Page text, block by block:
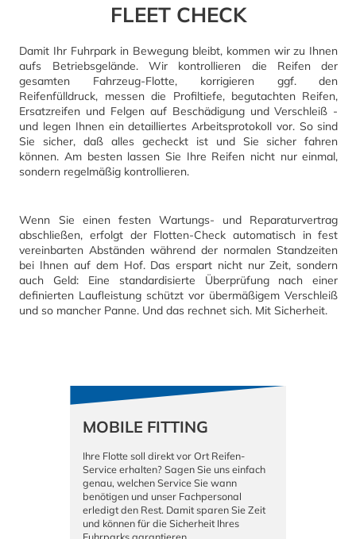
FLEET CHECK
Damit Ihr Fuhrpark in Bewegung bleibt, kommen wir zu Ihnen
aufs Betriebsgelände. Wir kontrollieren die Reifen der
gesamten Fahrzeug-Flotte, korrigieren ggf. den
Reifenfülldruck, messen die Profiltiefe, begutachten Reifen,
Ersatzreifen und Felgen auf Beschädigung und Verschleiß -
und legen Ihnen ein detailliertes Arbeitsprotokoll vor. So sind
Sie sicher, daß alles gecheckt ist und Sie sicher fahren
können. Am besten lassen Sie Ihre Reifen nicht nur einmal,
sondern regelmäßig kontrollieren.
Wenn Sie einen festen Wartungs- und Reparaturvertrag
abschließen, erfolgt der Flotten-Check automatisch in fest
vereinbarten Abständen während der normalen Standzeiten
bei Ihnen auf dem Hof. Das erspart nicht nur Zeit, sondern
auch Geld: Eine standardisierte Überprüfung nach einer
definierten Laufleistung schützt vor übermäßigem Verschleiß
und so mancher Panne. Und das rechnet sich. Mit Sicherheit.
MOBILE FITTING
Ihre Flotte soll direkt vor Ort Reifen-
Service erhalten? Sagen Sie uns einfach
genau, welchen Service Sie wann
benötigen und unser Fachpersonal
erledigt den Rest. Damit sparen Sie Zeit
und können für die Sicherheit Ihres
Fuhrparks garantieren.